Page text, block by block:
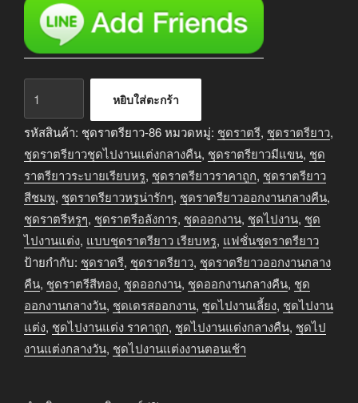
ชุด
ราตรี
ยาว
ออกงาน
กลาง
คืน
สีชมพู
มี
แขน
ชิ้น
หยิบใส่ตะกร้า
รหัสสินค้า: ชุดราตรียาว-86หมวดหมู่: ชุดราตรี, ชุดราตรียาว,
ชุดราตรียาวชุดไปงานแต่งกลางคืน, ชุดราตรียาวมีแขน, ชุด
ราตรียาวระบายเรียบหรู, ชุดราตรียาวราคาถูก, ชุดราตรียาว
สีชมพู, ชุดราตรียาวหรูน่ารักๆ, ชุดราตรียาวออกงานกลางคืน,
ชุดราตรีหรูๆ, ชุดราตรีอลังการ, ชุดออกงาน, ชุดไปงาน, ชุด
ไปงานแต่ง, แบบชุดราตรียาว เรียบหรู, แฟชั่นชุดราตรียาว
ป้ายกำกับ: ชุดราตรี, ชุดราตรียาว, ชุดราตรียาวออกงานกลาง
คืน, ชุดราตรีสีทอง, ชุดออกงาน, ชุดออกงานกลางคืน, ชุด
ออกงานกลางวัน, ชุดเดรสออกงาน, ชุดไปงานเลี้ยง, ชุดไปงาน
แต่ง, ชุดไปงานแต่ง ราคาถูก, ชุดไปงานแต่งกลางคืน, ชุดไป
งานแต่งกลางวัน, ชุดไปงานแต่งงานตอนเช้า